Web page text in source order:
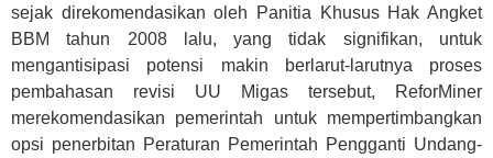
sejak direkomendasikan oleh Panitia Khusus Hak Angket
BBM tahun 2008 lalu, yang tidak signifikan, untuk
mengantisipasi potensi makin berlarut-larutnya proses
pembahasan revisi UU Migas tersebut, ReforMiner
merekomendasikan pemerintah untuk mempertimbangkan
opsi penerbitan Peraturan Pemerintah Pengganti Undang-